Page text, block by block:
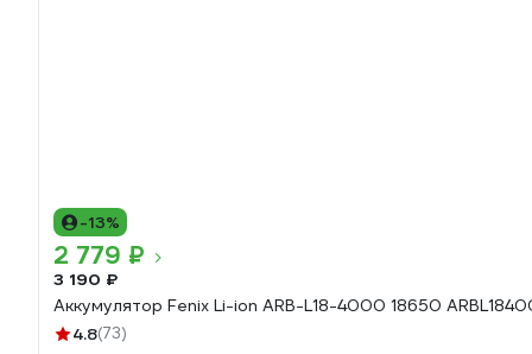
-13%
2 779 ₽
3 190 ₽
Аккумулятор Fenix Li-ion ARB-L18-4000 18650
4.8(73)